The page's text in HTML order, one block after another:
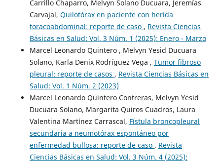
Carrillo Chaparro, Melvyn Solano Ducuara, Jeremías
Carvajal, Quilotórax en paciente con herida
toracoabdominal: reporte de caso , Revista Ciencias
Básicas en Salud: Vol. 3 Núm. 1 (2025): Enero - Marzo
Marcel Leonardo Quintero , Melvyn Yesid Ducuara
Solano, Karla Denix Rodríguez Vega , Tumor fibroso
pleural: reporte de casos , Revista Ciencias Básicas en
Salud: Vol. 1 Núm. 2 (2023)
Marcel Leonardo Quintero Contreras, Melvyn Yesid
Ducuara Solano, Margarita Quiros Cuadros, Laura
Valentina Martínez Carrascal, Fístula broncopleural
secundaria a neumotórax espontáneo por
enfermedad bullosa: reporte de caso , Revista
Ciencias Básicas en Salud: Vol. 3 Núm. 4 (2025):